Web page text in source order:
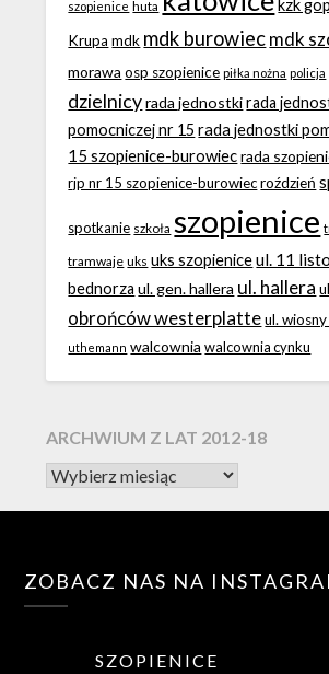
szopienice huta kzk gop
Krupa mdk mdk burowiecmdk
morawa osp szopienice piłka nożna policja
dzielnicy rada jednostki rada
pomocniczej nr 15 rada jednostki
15 szopienice-burowiec rada
rjp nr 15 szopienice-burowiec roździeń
spotkanie szkoła szopienice
tramwaje uks uks szopienice ul. 11
bednorza ul. gen. hallera ul. hallera
obrońców westerplatte ul.
uthemann walcownia walcownia cynku
ARCHWIUM Z LAT 2012-18
ZOBACZ NAS NA
SZOPIENICE